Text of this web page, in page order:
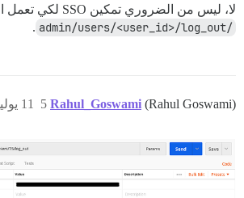
لا، ليس من الضروري تمكين SSO لكي تعمل الدعوة إلى
/admin/users/<user_id>/log_out
.
Rahul_Goswami (Rahul Goswami) 11 يوليو 2019، 7:24ص 5